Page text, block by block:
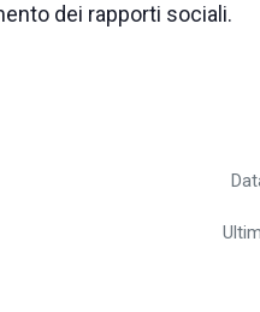
dei rapporti sociali.